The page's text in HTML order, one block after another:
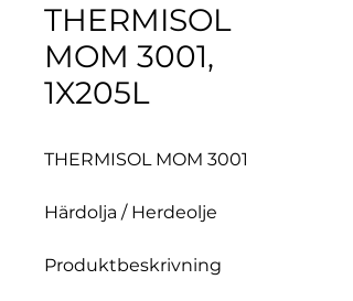
THERMISOL
MOM 3001,
1X205L
THERMISOL MOM 3001
Härdolja / Herdeolje
Produktbeskrivning